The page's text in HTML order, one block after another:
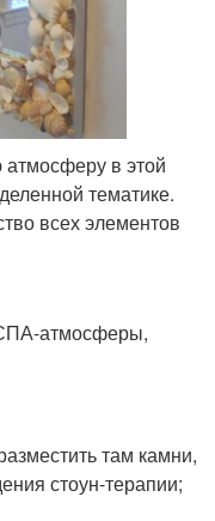
атмосферу в этой
тематике.
всех элементов
атмосферы,
там камни,
стоун-терапии;